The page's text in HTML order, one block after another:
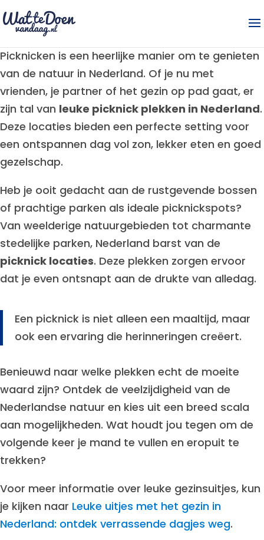
Picknicken is een heerlijke manier om te genieten
van de natuur in Nederland. Of je nu met
vrienden, je partner of het gezin op pad gaat, er
zijn tal van leuke picknick plekken in Nederland.
Deze locaties bieden een perfecte setting voor
een ontspannen dag vol zon, lekker eten en goed
gezelschap.
Heb je ooit gedacht aan de rustgevende bossen
of prachtige parken als ideale picknickspots?
Van weelderige natuurgebieden tot charmante
stedelijke parken, Nederland barst van de
picknick locaties. Deze plekken zorgen ervoor
dat je even ontsnapt aan de drukte van alledag.
Een picknick is niet alleen een maaltijd, maar
ook een ervaring die herinneringen creëert.
Benieuwd naar welke plekken echt de moeite
waard zijn? Ontdek de veelzijdigheid van de
Nederlandse natuur en kies uit een breed scala
aan mogelijkheden. Wat houdt jou tegen om de
volgende keer je mand te vullen en eropuit te
trekken?
Voor meer informatie over leuke gezinsuitjes, kun
je kijken naar Leuke uitjes met het gezin in
Nederland: ontdek verrassende dagjes weg.